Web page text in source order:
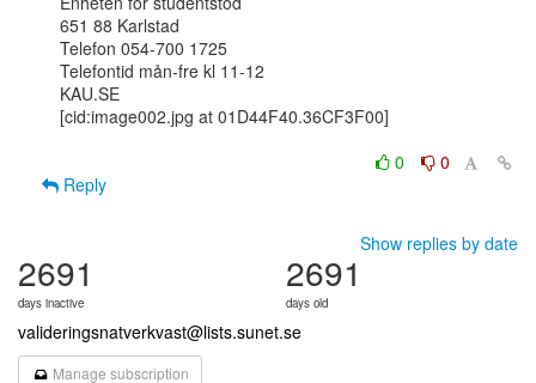
651 88 Karlstad
Telefon 054-700 1725
Telefontid mån-fre kl 11-12
KAU.SE
[cid:image002.jpg at 01D44F40.36CF3F00]
0
0
Reply
Show replies by date
2691
days inactive
2691
days old
valideringsnatverkvast@lists.sunet.se
Manage subscription